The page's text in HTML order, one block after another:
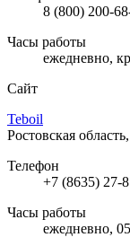
8 (800) 200-
Часы работы
ежедневно,
Сайт
Teboil
Ростовская
Телефон
+7 (8635) 27-
Часы работы
ежедневно,